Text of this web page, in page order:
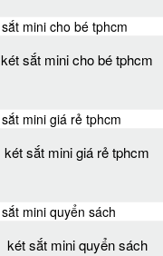
két sắt mini cho bé tphcm
két sắt mini giá rẻ tphcm
két sắt mini quyển sách